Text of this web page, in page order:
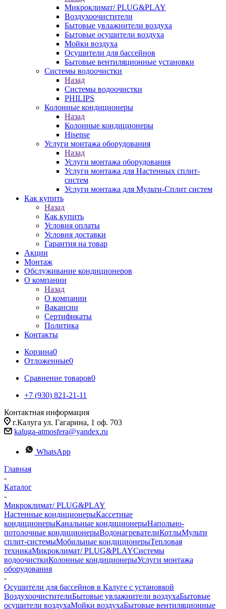
Микроклимат/ PLUG&PLAY
Воздухоочистители
Бытовые увлажнители воздуха
Бытовые осушители воздуха
Мойки воздуха
Осушители для бассейнов
Бытовые вентиляционные установки
Системы водоочистки
Назад
Системы водоочистки
PHILIPS
Колонные кондиционеры
Назад
Колонные кондиционеры
Hisense
Услуги монтажа оборудования
Назад
Услуги монтажа оборудования
Услуги монтажа для Настенных сплит-
систем
Услуги монтажа для Мульти-Сплит систем
Как купить
Назад
Как купить
Условия оплаты
Условия доставки
Гарантия на товар
Акции
Монтаж
Обслуживание кондиционеров
О компании
Назад
О компании
Вакансии
Сертификаты
Политика
Контакты
Корзина0
Отложенные0
Сравнение товаров0
+7 (930) 821-21-11
Контактная информация
г.Калуга ул. Гагарина, 1 оф. 703
kaluga-atmosfera@yandex.ru
WhatsApp
Главная
-
Каталог
-
Микроклимат/ PLUG&PLAY
Настенные кондиционерыКассетные
кондиционерыКанальные кондиционерыНапольно-
потолочные кондиционерыВодонагревателиКотлыМульти
сплит-системыМобильные кондиционерыТепловая
техникаМикроклимат/ PLUG&PLAYСистемы
водоочисткиКолонные кондиционерыУслуги монтажа
оборудования
-
Осушители для бассейнов в Калуге с установкой
ВоздухоочистителиБытовые увлажнители воздухаБытовые
осушители воздухаМойки воздухаБытовые вентиляционные